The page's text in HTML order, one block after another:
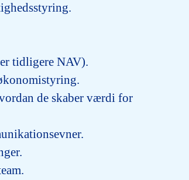
tidligere NAV).
de skaber værdi for